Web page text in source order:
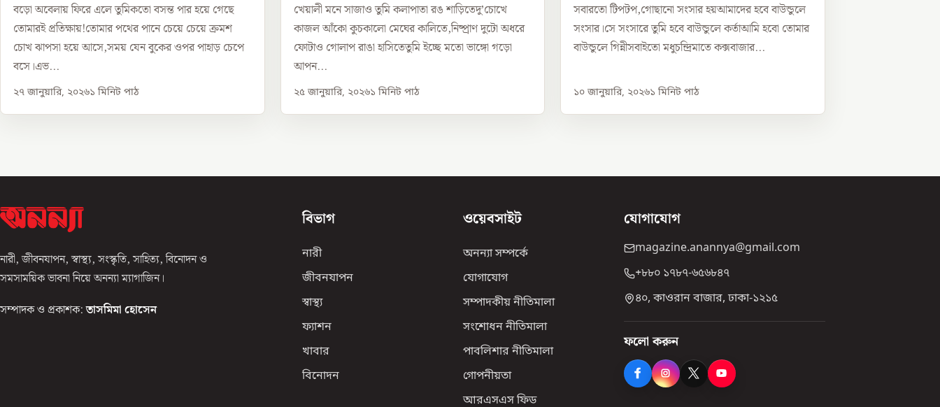
বড়ো অবেলায় ফিরে এলে তুমিকতো বসন্ত পার হয়ে গেছে
তোমারই প্রতিক্ষায়!তোমার পথের পানে চেয়ে চেয়ে ক্রমশ
চোখ ঝাপসা হয়ে আসে,সময় যেন বুকের ওপর পাহাড় চেপে
বসে।এভ...
২৭ জানুয়ারি, ২০২৬১ মিনিট পাঠ
খেয়ালী মনে সাজাও তুমি কলাপাতা রঙ শাড়িতেদু’চোখে
কাজল আঁকো কুচকালো মেঘের কালিতে,নিষ্প্রাণ দুটো অধরে
ফোটাও গোলাপ রাঙা হাসিতেতুমি ইচ্ছে মতো ভাঙ্গো গড়ো
আপন...
২৫ জানুয়ারি, ২০২৬১ মিনিট পাঠ
সবারতো টিপটপ,গোছানো সংসার হয়আমাদের হবে বাউন্ডুলে
সংসার।সে সংসারে তুমি হবে বাউন্ডুলে কর্তাআমি হবো তোমার
বাউন্ডুলে গিন্নীসবাইতো মধুচন্দ্রিমাতে কক্সবাজার...
১০ জানুয়ারি, ২০২৬১ মিনিট পাঠ
নারী, জীবনযাপন, স্বাস্থ্য, সংস্কৃতি, সাহিত্য, বিনোদন ও
সমসাময়িক ভাবনা নিয়ে অনন্যা ম্যাগাজিন।
সম্পাদক ও প্রকাশক: তাসমিমা হোসেন
বিভাগ
নারী
জীবনযাপন
স্বাস্থ্য
ফ্যাশন
খাবার
বিনোদন
ওয়েবসাইট
অনন্যা সম্পর্কে
যোগাযোগ
সম্পাদকীয় নীতিমালা
সংশোধন নীতিমালা
পাবলিশার নীতিমালা
গোপনীয়তা
আরএসএস ফিড
যোগাযোগ
magazine.anannya@gmail.com
+৮৮০ ১৭৮৭-৬৫৬৮৪৭
৪০, কাওরান বাজার, ঢাকা-১২১৫
ফলো করুন